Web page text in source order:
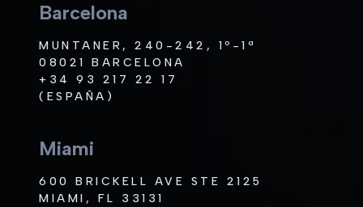
Barcelona
MUNTANER, 240-242, 1º-1ª
08021 BARCELONA
+34 93 217 22 17
(ESPAÑA)
Miami
600 BRICKELL AVE STE 2125
MIAMI, FL 33131